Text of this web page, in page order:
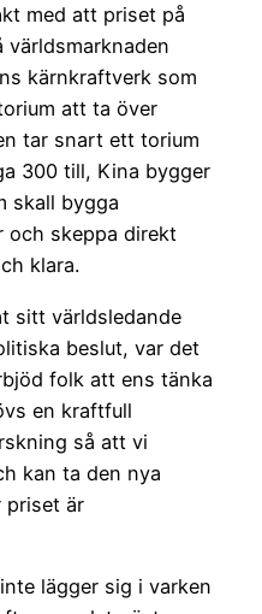
med att priset på
kärnkraftverk som
att ta över
tar snart ett torium
300 till, Kina bygger
skall bygga
och skeppa direkt
klara.
sitt världsledande
beslut, var det
folk att ens tänka
en kraftfull
så att vi
kan ta den nya
priset är
lägger sig i varken